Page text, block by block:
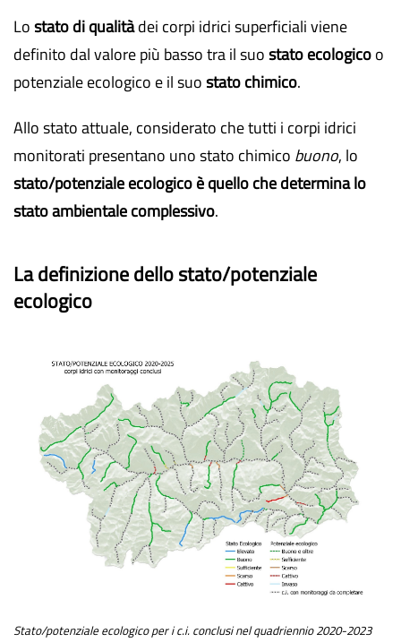
Lostato di qualitàdei corpi idrici superficiali viene
definito dal valore più basso tra il suostato ecologicoo
potenziale ecologico e il suostato chimico.
Allo stato attuale, considerato che tutti i corpi idrici
monitorati presentano uno stato chimico buono, lo
stato/potenziale ecologico è quello che determina lo
stato ambientale complessivo.
La definizione dello stato/potenziale
ecologico
Stato/potenziale ecologico per i c.i. conclusi nel quadriennio 2020-2023